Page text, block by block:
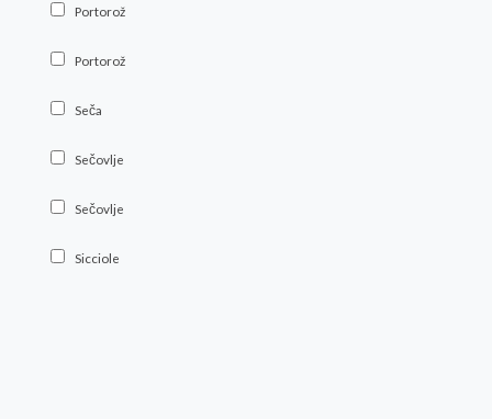
Portorož
Portorož
Seča
Sečovlje
Sečovlje
Sicciole